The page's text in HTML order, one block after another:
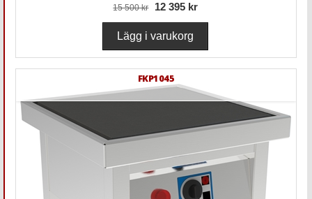
15 500 kr 12 395 kr
FKP1045